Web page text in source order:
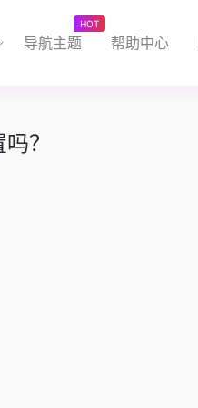
导航主题
HOT
帮助中心
？